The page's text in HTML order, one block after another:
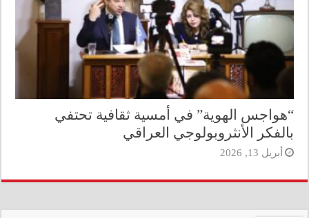
“هواجس الهوية” في أمسية ثقافية تحتفي
بالفكر الأنثروبولوجي العراقي
أبريل 13, 2026